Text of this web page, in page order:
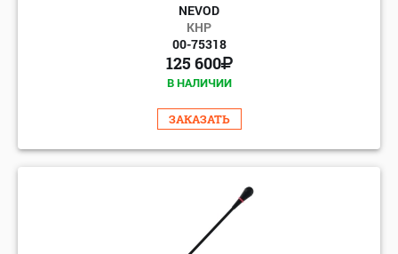
NEVOD
КНР
00-75318
125 600
В НАЛИЧИИ
ЗАКАЗАТЬ